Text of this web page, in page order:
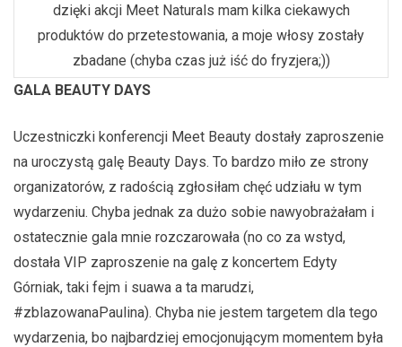
dzięki akcji Meet Naturals mam kilka ciekawych
produktów do przetestowania, a moje włosy zostały
zbadane (chyba czas już iść do fryzjera;))
GALA BEAUTY DAYS
Uczestniczki konferencji Meet Beauty dostały zaproszenie
na uroczystą galę Beauty Days. To bardzo miło ze strony
organizatorów, z radością zgłosiłam chęć udziału w tym
wydarzeniu. Chyba jednak za dużo sobie nawyobrażałam i
ostatecznie gala mnie rozczarowała (no co za wstyd,
dostała VIP zaproszenie na galę z koncertem Edyty
Górniak, taki fejm i suawa a ta marudzi,
#zblazowanaPaulina). Chyba nie jestem targetem dla tego
wydarzenia, bo najbardziej emocjonującym momentem była